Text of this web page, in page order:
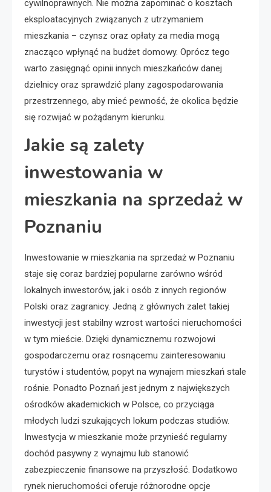
cywilnoprawnych. Nie można zapominać o kosztach
eksploatacyjnych związanych z utrzymaniem
mieszkania – czynsz oraz opłaty za media mogą
znacząco wpłynąć na budżet domowy. Oprócz tego
warto zasięgnąć opinii innych mieszkańców danej
dzielnicy oraz sprawdzić plany zagospodarowania
przestrzennego, aby mieć pewność, że okolica będzie
się rozwijać w pożądanym kierunku.
Jakie są zalety
inwestowania w
mieszkania na sprzedaż w
Poznaniu
Inwestowanie w mieszkania na sprzedaż w Poznaniu
staje się coraz bardziej popularne zarówno wśród
lokalnych inwestorów, jak i osób z innych regionów
Polski oraz zagranicy. Jedną z głównych zalet takiej
inwestycji jest stabilny wzrost wartości nieruchomości
w tym mieście. Dzięki dynamicznemu rozwojowi
gospodarczemu oraz rosnącemu zainteresowaniu
turystów i studentów, popyt na wynajem mieszkań stale
rośnie. Ponadto Poznań jest jednym z największych
ośrodków akademickich w Polsce, co przyciąga
młodych ludzi szukających lokum podczas studiów.
Inwestycja w mieszkanie może przynieść regularny
dochód pasywny z wynajmu lub stanowić
zabezpieczenie finansowe na przyszłość. Dodatkowo
rynek nieruchomości oferuje różnorodne opcje